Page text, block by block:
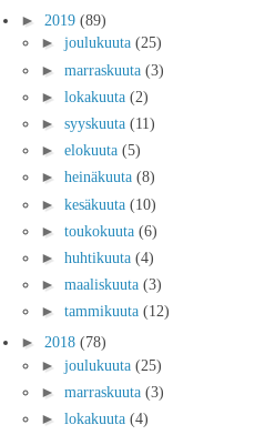
► 2019 (89)
► joulukuuta (25)
► marraskuuta (3)
► lokakuuta (2)
► syyskuuta (11)
► elokuuta (5)
► heinäkuuta (8)
► kesäkuuta (10)
► toukokuuta (6)
► huhtikuuta (4)
► maaliskuuta (3)
► tammikuuta (12)
► 2018 (78)
► joulukuuta (25)
► marraskuuta (3)
► lokakuuta (4)